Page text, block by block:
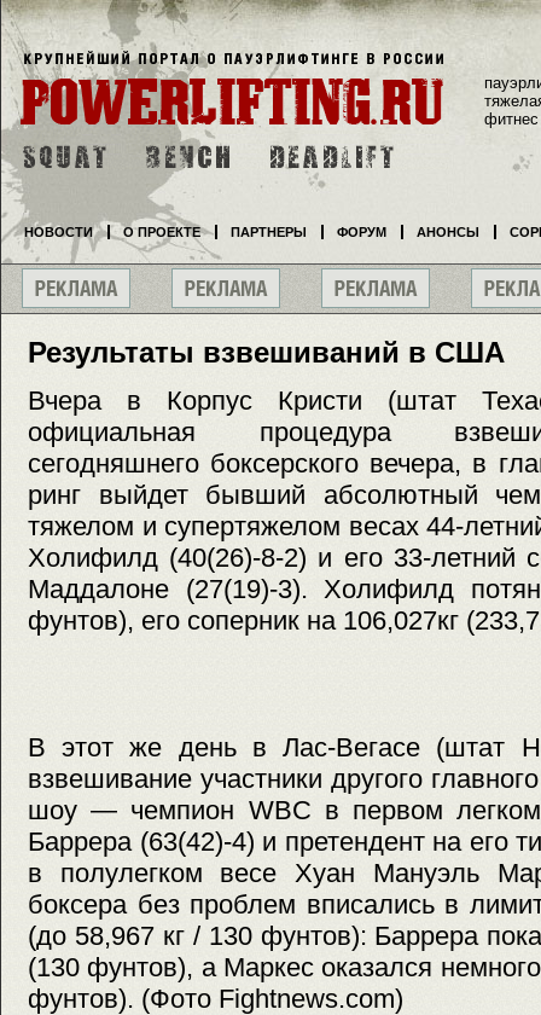
Результаты взвешиваний в США
Вчера в Корпус Кристи (штат
официальная процедура
сегодняшнего боксерского вечера, в
ринг выйдет бывший абсолютный
тяжелом и супертяжелом весах 44-
Холифилд (40(26)-8-2) и его 33-летний
Маддалоне (27(19)-3). Холифилд
фунтов), его соперник на 106,027кг
В этот же день в Лас-Вегасе (штат
взвешивание участники другого
шоу — чемпион WBC в первом
Баррера (63(42)-4) и претендент на его
в полулегком весе Хуан Мануэль
боксера без проблем вписались в
(до 58,967 кг / 130 фунтов): Баррера
(130 фунтов), а Маркес оказался
фунтов). (Фото Fightnews.com)
фитнес
НОВОСТИ О ПРОЕКТЕ ПАРТНЕРЫ ФОРУМ АНОНСЫ